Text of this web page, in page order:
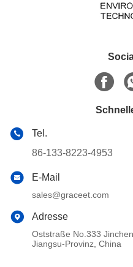
Tel.
86-133-8223-4953
E-Mail
sales@graceet.com
Adresse
Oststraße No.333
Jiangsu-Provinz, China